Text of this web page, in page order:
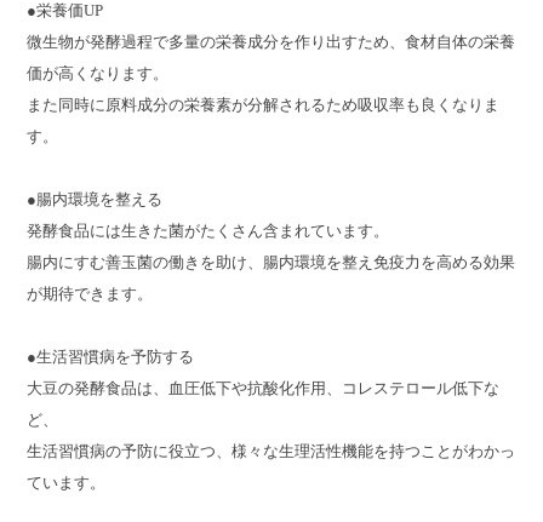
●栄養価UP
微生物が発酵過程で多量の栄養成分を作り出すため、食材自体の栄養
価が高くなります。
また同時に原料成分の栄養素が分解されるため吸収率も良くなりま
す。
●腸内環境を整える
発酵食品には生きた菌がたくさん含まれています。
腸内にすむ善玉菌の働きを助け、腸内環境を整え免疫力を高める効果
が期待できます。
●生活習慣病を予防する
大豆の発酵食品は、血圧低下や抗酸化作用、コレステロール低下な
ど、
生活習慣病の予防に役立つ、様々な生理活性機能を持つことがわかっ
ています。